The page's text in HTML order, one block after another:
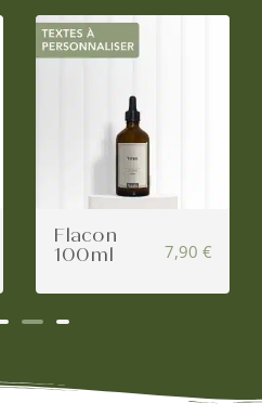
Flacon
100ml
7,90 €